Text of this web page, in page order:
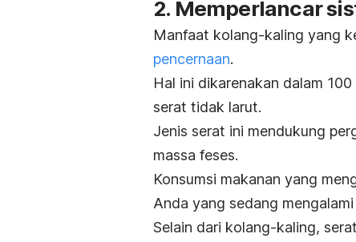
2. Memperlancar
Manfaat kolang-kaling yang
pencernaan.
Hal ini dikarenakan dalam
serat tidak larut.
Jenis serat ini mendukung
massa feses.
Konsumsi makanan yang
Anda yang sedang mengalami
Selain dari kolang-kaling,